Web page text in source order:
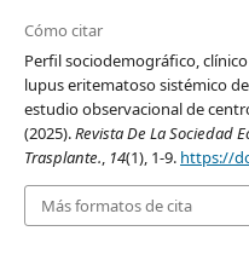
Cómo citar
Perfil sociodemográfico,
lupus eritematoso sistémico
estudio observacional de
(2025).Revista De La Sociedad
Trasplante., 14(1), 1-9. https://
Más formatos de cita